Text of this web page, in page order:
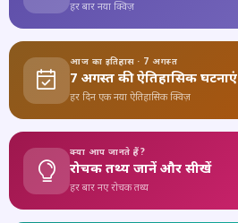
हर बार नया क्विज़
आज का इतिहास · 7 अगस्त
7 अगस्त की ऐतिहासिक घटनाएं
हर दिन एक नया ऐतिहासिक क्विज़
क्या आप जानते हैं?
रोचक तथ्य जानें और सीखें
हर बार नए रोचक तथ्य